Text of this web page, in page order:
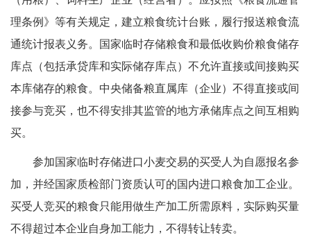
理条例》等有关规定，建立粮食统计台账，履行报送粮食流
通统计报表义务。国家临时存储粮食和最低收购价粮食储存
库点（包括承贷库和实际储存库点）不允许直接或间接购买
本库储存的粮食。中央储备粮直属库（企业）不得直接或间
接参与竞买，也不得安排其监管的地方承储库点之间互相购
买。
参加国家临时存储进口小麦交易的买受人为自愿报名参
加，并经国家质检部门资质认可的国内进口粮食加工企业。
买受人竞买的粮食只能用做生产加工所需原料，实际购买量
不得超过本企业自身加工能力，不得转让转卖。